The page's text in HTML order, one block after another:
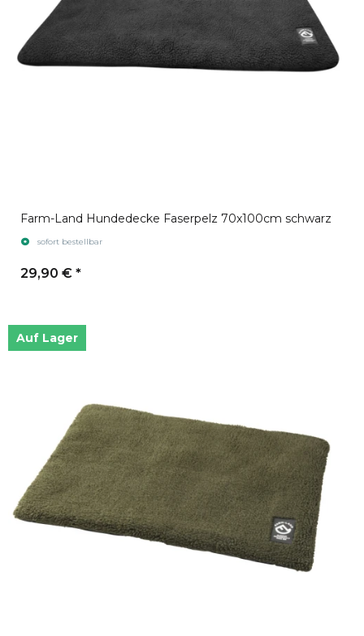
Farm-Land Hundedecke Faserpelz 70x100cm schwarz
sofort bestellbar
29,90 € *
Auf Lager